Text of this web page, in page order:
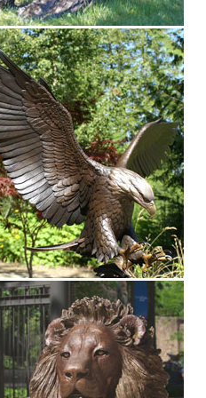
Старинная миниатюра на
просто, быстро и даже не
сегодня: 12 170 Р. Статуэтка
напольные статуи.
символ 2018 года" № 1.
методом литья по
в фен-шуй можно использовать в
бронзовые (8).